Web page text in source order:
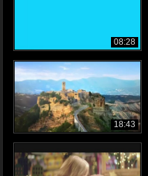
08:28
18:43